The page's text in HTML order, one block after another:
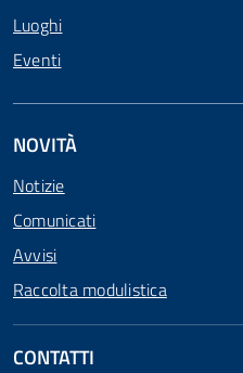
Luoghi
Eventi
NOVITÀ
Notizie
Comunicati
Avvisi
Raccolta modulistica
CONTATTI